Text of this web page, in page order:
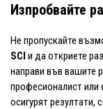
Изпробвайте
Не пропускайте
SCI и да откриете
направи във вашите
професионалист или
осигурят